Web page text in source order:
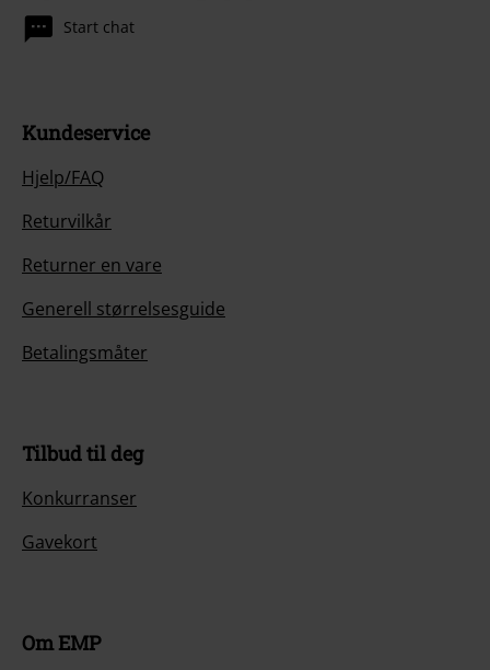
Start chat
Kundeservice
Hjelp/FAQ
Returvilkår
Returner en vare
Generell størrelsesguide
Betalingsmåter
Tilbud til deg
Konkurranser
Gavekort
Om EMP